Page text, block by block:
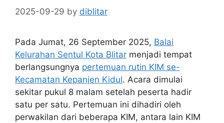
2025-09-29 by diblitar
Pada Jumat, 26 September 2025, Balai
Kelurahan Sentul Kota Blitar menjadi tempat
berlangsungnya pertemuan rutin KIM se-
Kecamatan Kepanjen Kidul. Acara dimulai
sekitar pukul 8 malam setelah peserta hadir
satu per satu. Pertemuan ini dihadiri oleh
perwakilan dari beberapa KIM, antara lain KIM